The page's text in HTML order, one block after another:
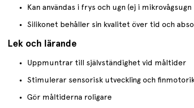
Kan användas i frys och ugn (ej i
Silikonet behåller sin kvalitet över tid och
Lek och lärande
Uppmuntrar till självständighet vid måltider
Stimulerar sensorisk utveckling och
Gör måltiderna roligare